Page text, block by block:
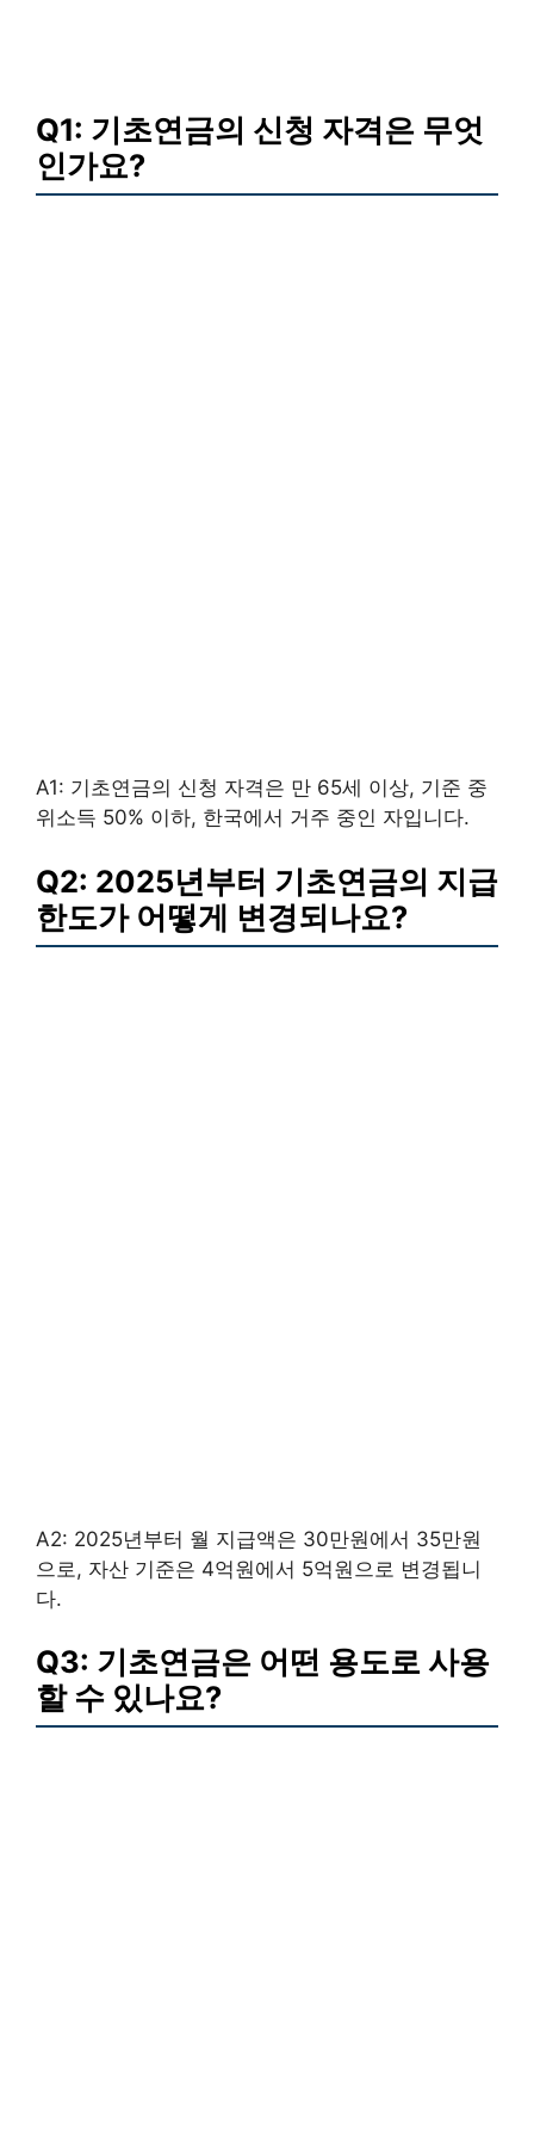
Q1: 기초연금의 신청 자격은 무엇
인가요?
A1: 기초연금의 신청 자격은 만 65세 이상, 기준 중
위소득 50% 이하, 한국에서 거주 중인 자입니다.
Q2: 2025년부터 기초연금의 지급
한도가 어떻게 변경되나요?
A2: 2025년부터 월 지급액은 30만원에서 35만원
으로, 자산 기준은 4억원에서 5억원으로 변경됩니
다.
Q3: 기초연금은 어떤 용도로 사용
할 수 있나요?